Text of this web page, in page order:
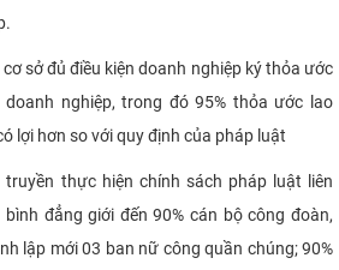
sở đủ điều kiện doanh nghiệp ký thỏa ước
nghiệp, trong đó 95% thỏa ước lao
lợi hơn so với quy định của pháp luật
thực hiện chính sách pháp luật liên
đẳng giới đến 90% cán bộ công đoàn,
lập mới 03 ban nữ công quần chúng; 90%